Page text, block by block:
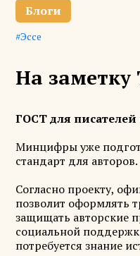
Блоги
Эссе
На заметку
ГОСТ для писателей
Минцифры уже
стандарт для авторов.
Согласно проекту,
позволит оформлять
защищать авторские
социальной
потребуется знание